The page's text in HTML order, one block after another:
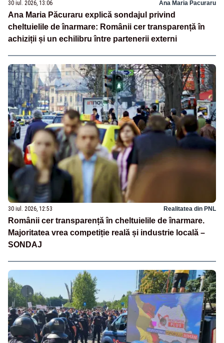
30 iul. 2026, 13:06 Ana Maria Pacuraru
Ana Maria Păcuraru explică sondajul privind
cheltuielile de înarmare: Românii cer transparență în
achiziții și un echilibru între partenerii externi
30 iul. 2026, 12:53 Realitatea din PNL
Românii cer transparență în cheltuielile de înarmare.
Majoritatea vrea competiție reală și industrie locală –
SONDAJ